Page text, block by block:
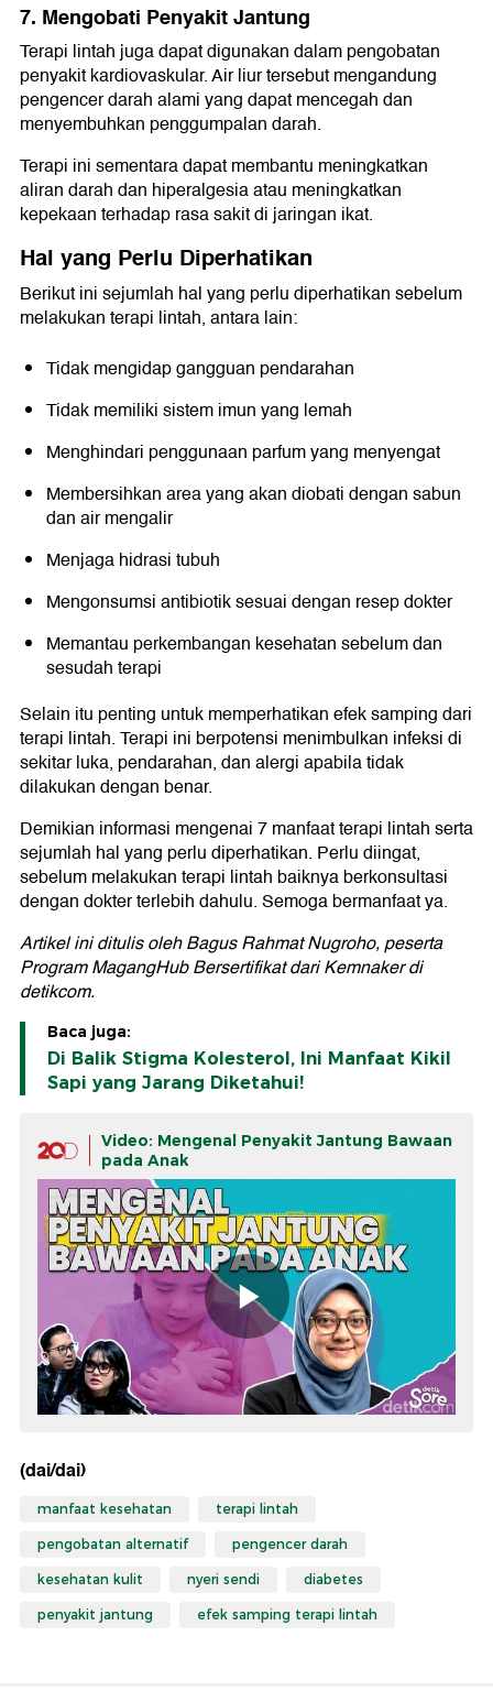
7. Mengobati Penyakit Jantung
Terapi lintah juga dapat digunakan dalam pengobatan
penyakit kardiovaskular. Air liur tersebut mengandung
pengencer darah alami yang dapat mencegah dan
menyembuhkan penggumpalan darah.
Terapi ini sementara dapat membantu meningkatkan
aliran darah dan hiperalgesia atau meningkatkan
kepekaan terhadap rasa sakit di jaringan ikat.
Hal yang Perlu Diperhatikan
Berikut ini sejumlah hal yang perlu diperhatikan sebelum
melakukan terapi lintah, antara lain:
Tidak mengidap gangguan pendarahan
Tidak memiliki sistem imun yang lemah
Menghindari penggunaan parfum yang menyengat
Membersihkan area yang akan diobati dengan sabun
dan air mengalir
Menjaga hidrasi tubuh
Mengonsumsi antibiotik sesuai dengan resep dokter
Memantau perkembangan kesehatan sebelum dan
sesudah terapi
Selain itu penting untuk memperhatikan efek samping dari
terapi lintah. Terapi ini berpotensi menimbulkan infeksi di
sekitar luka, pendarahan, dan alergi apabila tidak
dilakukan dengan benar.
Demikian informasi mengenai 7 manfaat terapi lintah serta
sejumlah hal yang perlu diperhatikan. Perlu diingat,
sebelum melakukan terapi lintah baiknya berkonsultasi
dengan dokter terlebih dahulu. Semoga bermanfaat ya.
Artikel ini ditulis oleh Bagus Rahmat Nugroho, peserta
Program MagangHub Bersertifikat dari Kemnaker di
detikcom.
Baca juga:
Di Balik Stigma Kolesterol, Ini Manfaat Kikil
Sapi yang Jarang Diketahui!
Video: Mengenal Penyakit Jantung Bawaan
pada Anak
(dai/dai)
manfaat kesehatan terapi lintah
pengobatan alternatif pengencer darah
kesehatan kulit nyeri sendi diabetes
penyakit jantung efek samping terapi lintah